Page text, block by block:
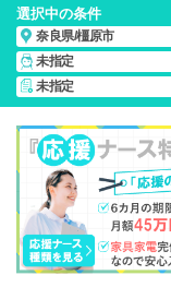
選択中の条件
奈良県/橿原市
未指定
未指定
奈良県/橿原市/正社
人・派遣・転職・募